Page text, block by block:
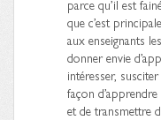
parce qu’il est
que c’est
aux enseignants
donner envie
intéresser,
façon
et de transmettre